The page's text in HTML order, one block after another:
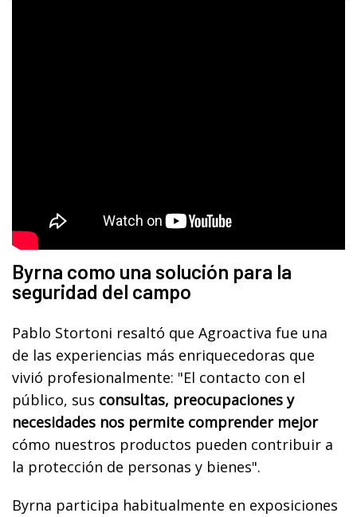
Byrna como una solución para la
seguridad del campo
Pablo Stortoni resaltó que Agroactiva fue una
de las experiencias más enriquecedoras que
vivió profesionalmente: "El contacto con el
público, sus consultas, preocupaciones y
necesidades nos permite comprender mejor
cómo nuestros productos pueden contribuir a
la protección de personas y bienes".
Byrna participa habitualmente en exposiciones